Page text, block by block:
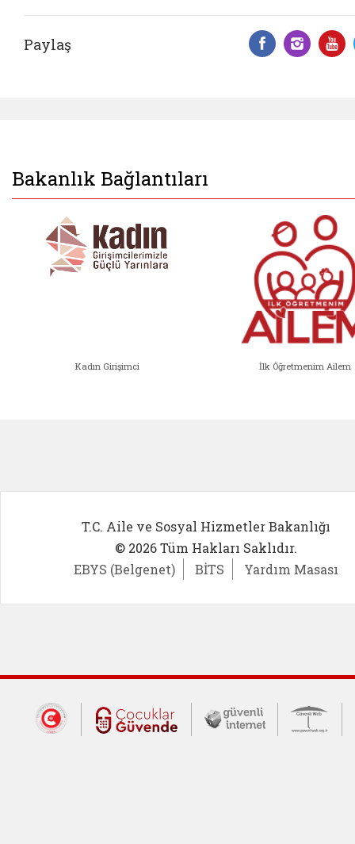
Paylaş
Bakanlık Bağlantıları
Kadın Girişimci İlk Öğretmenim Ailem
T.C. Aile ve Sosyal Hizmetler Bakanlığı
© 2026 Tüm Hakları Saklıdır.
EBYS (Belgenet)
BİTS Yardım Masası
Dış Bağlantılar
Cumhurbaşkanlığı İletişim Merkezi
Çocuklar Güvende (yeni
Güvenli